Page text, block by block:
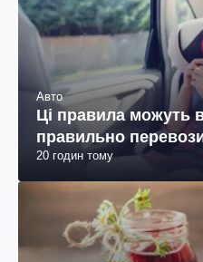
Авто
Ці правила можуть
правильно
20 годин тому